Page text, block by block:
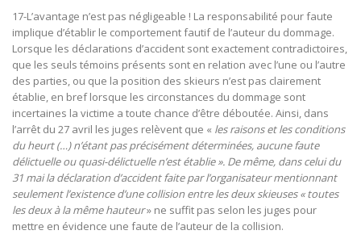
17-L’avantage n’est pas négligeable ! La responsabilité pour faute
implique d’établir le comportement fautif de l’auteur du dommage.
Lorsque les déclarations d’accident sont exactement contradictoires,
que les seuls témoins présents sont en relation avec l’une ou l’autre
des parties, ou que la position des skieurs n’est pas clairement
établie, en bref lorsque les circonstances du dommage sont
incertaines la victime a toute chance d’être déboutée. Ainsi, dans
l’arrêt du 27 avril les juges relèvent que « les raisons et les conditions
du heurt (…) n’étant pas précisément déterminées, aucune faute
délictuelle ou quasi-délictuelle n’est établie ». De même, dans celui du
31 mai la déclaration d’accident faite par l’organisateur mentionnant
seulement l’existence d’une collision entre les deux skieuses « toutes
les deux à la même hauteur» ne suffit pas selon les juges pour
mettre en évidence une faute de l’auteur de la collision.